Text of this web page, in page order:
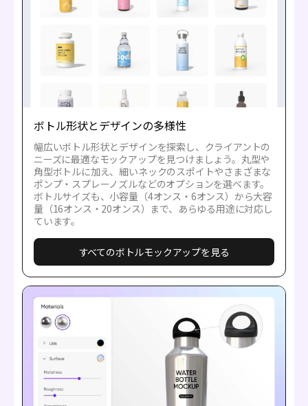
ボトル形状とデザインの多様性
幅広いボトル形状とデザインを探索し、クライアントの
ニーズに最適なモックアップを見つけましょう。丸型や
角型ボトルに加え、細いネックのスポイトやさまざまな
ポンプ・スプレーノズルなどのオプションを選べます。
ボトルサイズも、小容量（4オンス・6オンス）から大容
量（16オンス・20オンス）まで、あらゆる用途に対応し
ています。
すべてのボトルモックアップを見る